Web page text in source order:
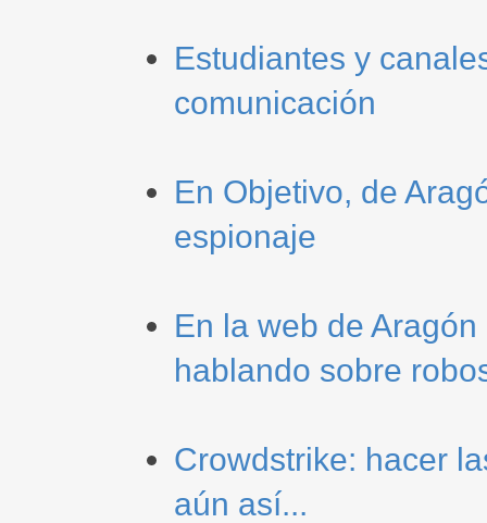
Estudiantes y
comunicación
En Objetivo, de
espionaje
En la web de
hablando sobre
Crowdstrike: hacer
aún así...